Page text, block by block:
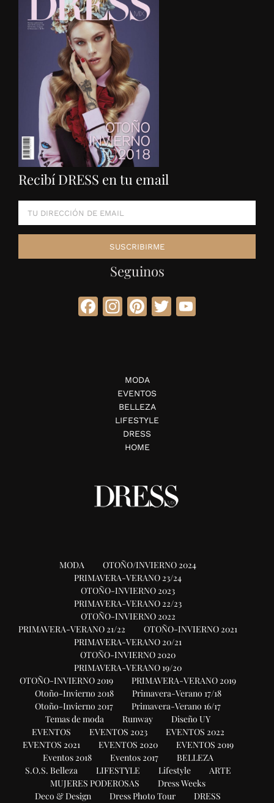
Recibí DRESS en tu email
Seguinos
Facebook
Instagram
Pinterest
Twitter
MODA
EVENTOS
BELLEZA
LIFESTYLE
DRESS
HOME
MODA
OTOÑO/INVIERNO 2024
PRIMAVERA-VERANO 23/24
OTOÑO-INVIERNO 2023
PRIMAVERA-VERANO 22/23
OTOÑO-INVIERNO 2022
PRIMAVERA-VERANO 21/22
OTOÑO-INVIERNO 2021
PRIMAVERA-VERANO 20/21
OTOÑO-INVIERNO 2020
PRIMAVERA-VERANO 19/20
OTOÑO-INVIERNO 2019
PRIMAVERA-VERANO 2019
Otoño-Invierno 2018
Primavera-Verano 17/18
Otoño-Invierno 2017
Primavera-Verano 16/17
Temas de moda
Runway
Diseño UY
EVENTOS
EVENTOS 2023
EVENTOS 2022
EVENTOS 2021
EVENTOS 2020
EVENTOS 2019
Eventos 2018
Eventos 2017
BELLEZA
S.O.S. Belleza
LIFESTYLE Lifestyle
ARTE
MUJERES PODEROSAS
Dress Weeks
Deco & Design
Dress Photo Tour DRESS